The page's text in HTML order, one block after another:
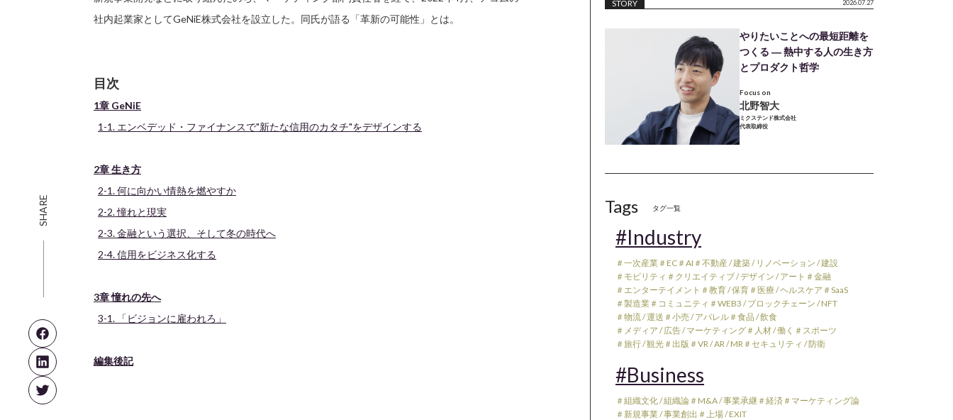
社内起業家としてGeNiE株式会社を設立した。同氏が語る「革新の可能性」とは。
目次
1章 GeNiE
1-1. エンベデッド・ファイナンスで"新たな信用のカタチ"をデザインする
2章 生き方
2-1. 何に向かい情熱を燃やすか
2-2. 憧れと現実
2-3. 金融という選択、そして冬の時代へ
2-4. 信用をビジネス化する
3章 憧れの先へ
3-1. 「ビジョンに雇われろ」
編集後記
STORY 2026.07.27
やりたいことへの最短距離を
つくる ― 熱中する人の生き方
とプロダクト哲学
Focus on
北野智大
ミクステンド株式会社
代表取締役
Tags タグ一覧
#Industry
＃一次産業 ＃EC ＃AI ＃不動産 / 建築 / リノベーション / 建設
＃モビリティ ＃クリエイティブ / デザイン / アート ＃金融
＃エンターテイメント ＃教育 / 保育 ＃医療 / ヘルスケア ＃SaaS
＃製造業 ＃コミュニティ ＃WEB3 / ブロックチェーン / NFT
＃物流 / 運送 ＃小売 / アパレル ＃食品 / 飲食
＃メディア / 広告 / マーケティング ＃人材 / 働く ＃スポーツ
＃旅行 / 観光 ＃出版 ＃VR / AR / MR ＃セキュリティ / 防衛
#Business
＃組織文化 / 組織論 ＃M&A / 事業承継 ＃経済 ＃マーケティング論
＃新規事業 / 事業創出 ＃上場 / EXIT
SHARE